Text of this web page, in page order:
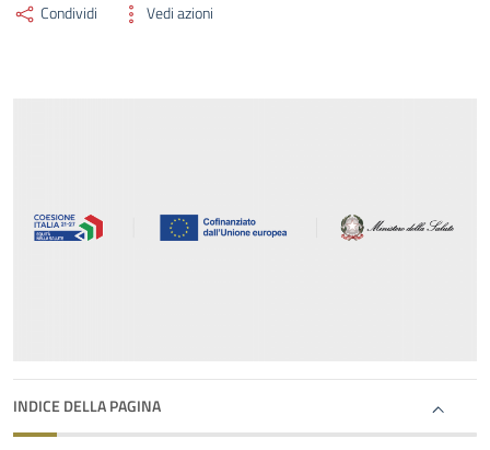
Condividi Vedi azioni
INDICE DELLA PAGINA